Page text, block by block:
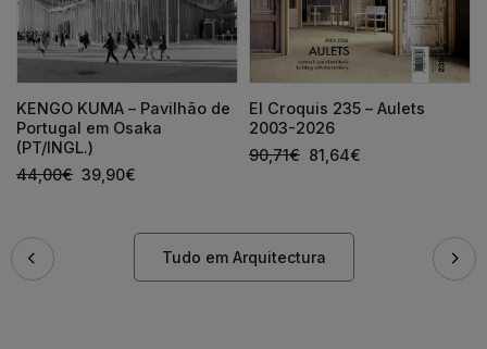
KENGO KUMA – Pavilhão de
Portugal em Osaka
(PT/INGL.)
44,00€ 39,90€
El Croquis 235 – Aulets
2003-2026
90,71€ 81,64€
Tudo em Arquitectura